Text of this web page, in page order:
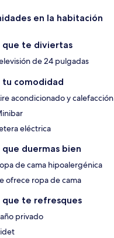
en la habitación
que te diviertas
de 24 pulgadas
tu comodidad
acondicionado y calefacción
eléctrica
que duermas bien
de cama hipoalergénica
ofrece ropa de cama
que te refresques
privado